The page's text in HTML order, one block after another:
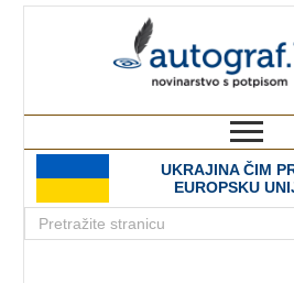
UKRAJINA ČIM
EUROPSKU